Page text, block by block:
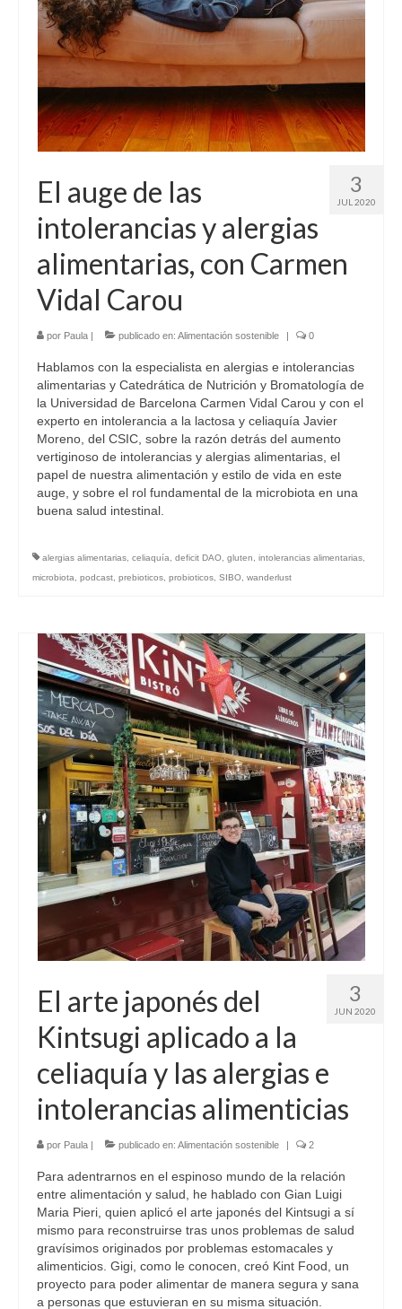
Sobre mí
Contacto
3
JUL 2020
El auge de las
intolerancias y alergias
alimentarias, con Carmen
Vidal Carou
por Paula publicado en: Alimentación sostenible 0
Hablamos con la especialista en alergias e intolerancias
alimentarias y Catedrática de Nutrición y Bromatología de
la Universidad de Barcelona Carmen Vidal Carou y con el
experto en intolerancia a la lactosa y celiaquía Javier
Moreno, del CSIC, sobre la razón detrás del aumento
vertiginoso de intolerancias y alergias alimentarias, el
papel de nuestra alimentación y estilo de vida en este
auge, y sobre el rol fundamental de la microbiota en una
buena salud intestinal.
alergias alimentarias, celiaquía, deficit DAO, gluten, intolerancias alimentarias,
microbiota, podcast, prebioticos, probioticos, SIBO, wanderlust
3
JUN 2020
El arte japonés del
Kintsugi aplicado a la
celiaquía y las alergias e
intolerancias alimenticias
por Paula publicado en: Alimentación sostenible 2
Para adentrarnos en el espinoso mundo de la relación
entre alimentación y salud, he hablado con Gian Luigi
Maria Pieri, quien aplicó el arte japonés del Kintsugi a sí
mismo para reconstruirse tras unos problemas de salud
gravísimos originados por problemas estomacales y
alimenticios. Gigi, como le conocen, creó Kint Food, un
proyecto para poder alimentar de manera segura y sana
a personas que estuvieran en su misma situación.